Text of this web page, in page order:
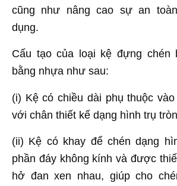
cũng như nâng cao sự an
dụng.
Cấu tạo của loại kệ đựng chén
bằng nhựa như sau:
(i) Kệ có chiều dài phụ thuộc
với chân thiết kế dạng hình trụ
(ii) Kệ có khay để chén dạng
phần đáy không kính và được
hở đan xen nhau, giúp cho